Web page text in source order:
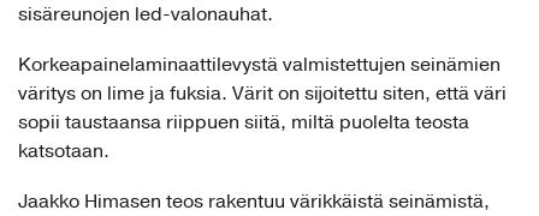
sisäreunojen led-valonauhat.
Korkeapainelaminaattilevystä valmistettujen seinämien
väritys on lime ja fuksia. Värit on sijoitettu siten, että väri
sopii taustaansa riippuen siitä, miltä puolelta teosta
katsotaan.
Jaakko Himasen teos rakentuu värikkäistä seinämistä,